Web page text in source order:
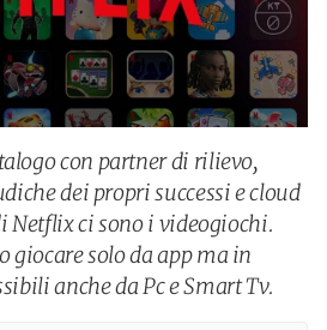
con partner di rilievo,
dei propri successi e cloud
ci sono i videogiochi.
giocare solo da app ma in
anche da Pc e Smart Tv.